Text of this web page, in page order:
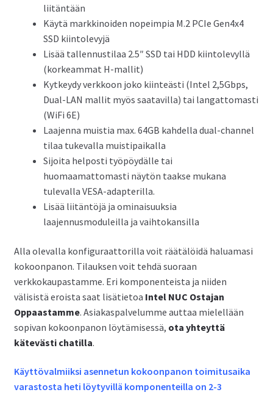
liitäntään
Käytä markkinoiden nopeimpia M.2 PCIe Gen4x4
SSD kiintolevyjä
Lisää tallennustilaa 2.5″ SSD tai HDD kiintolevyllä
(korkeammat H-mallit)
Kytkeydy verkkoon joko kiinteästi (Intel 2,5Gbps,
Dual-LAN mallit myös saatavilla) tai langattomasti
(WiFi 6E)
Laajenna muistia max. 64GB kahdella dual-channel
tilaa tukevalla muistipaikalla
Sijoita helposti työpöydälle tai
huomaamattomasti näytön taakse mukana
tulevalla VESA-adapterilla.
Lisää liitäntöjä ja ominaisuuksia
laajennusmoduleilla ja vaihtokansilla
Alla olevalla konfiguraattorilla voit räätälöidä haluamasi
kokoonpanon. Tilauksen voit tehdä suoraan
verkkokaupastamme. Eri komponenteista ja niiden
välisistä eroista saat lisätietoa Intel NUC Ostajan
Oppaastamme. Asiakaspalvelumme auttaa mielellään
sopivan kokoonpanon löytämisessä, ota yhteyttä
kätevästi chatilla.
Käyttövalmiiksi asennetun kokoonpanon toimitusaika
varastosta heti löytyvillä komponenteilla on 2-3